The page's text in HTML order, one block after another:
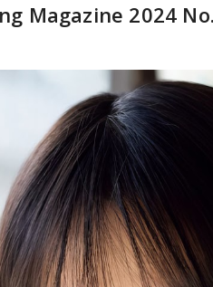
Magazine 2024